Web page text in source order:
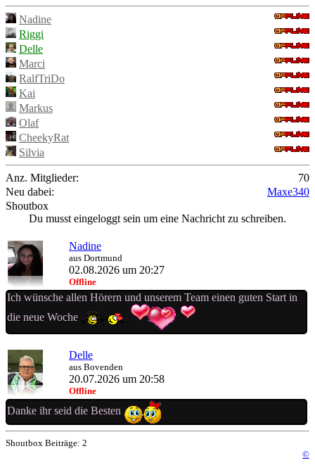
Nadine
Riggi
Delle
Marci
RalfTriDo
Kai
Markus
Olaf
CheekyRat
Silvia
Anz. Mitglieder:
70
Neu dabei:
Maxe340
Shoutbox
Du musst eingeloggt sein um eine Nachricht zu schreiben.
Nadine
aus Dortmund
02.08.2026 um 20:27
Offline
Ich wünsche allen Hörern und unserem Team einen guten Start in
die neue Woche
Delle
aus Bovenden
20.07.2026 um 20:58
Offline
Danke ihr seid die Besten
Shoutbox Beiträge: 2
©